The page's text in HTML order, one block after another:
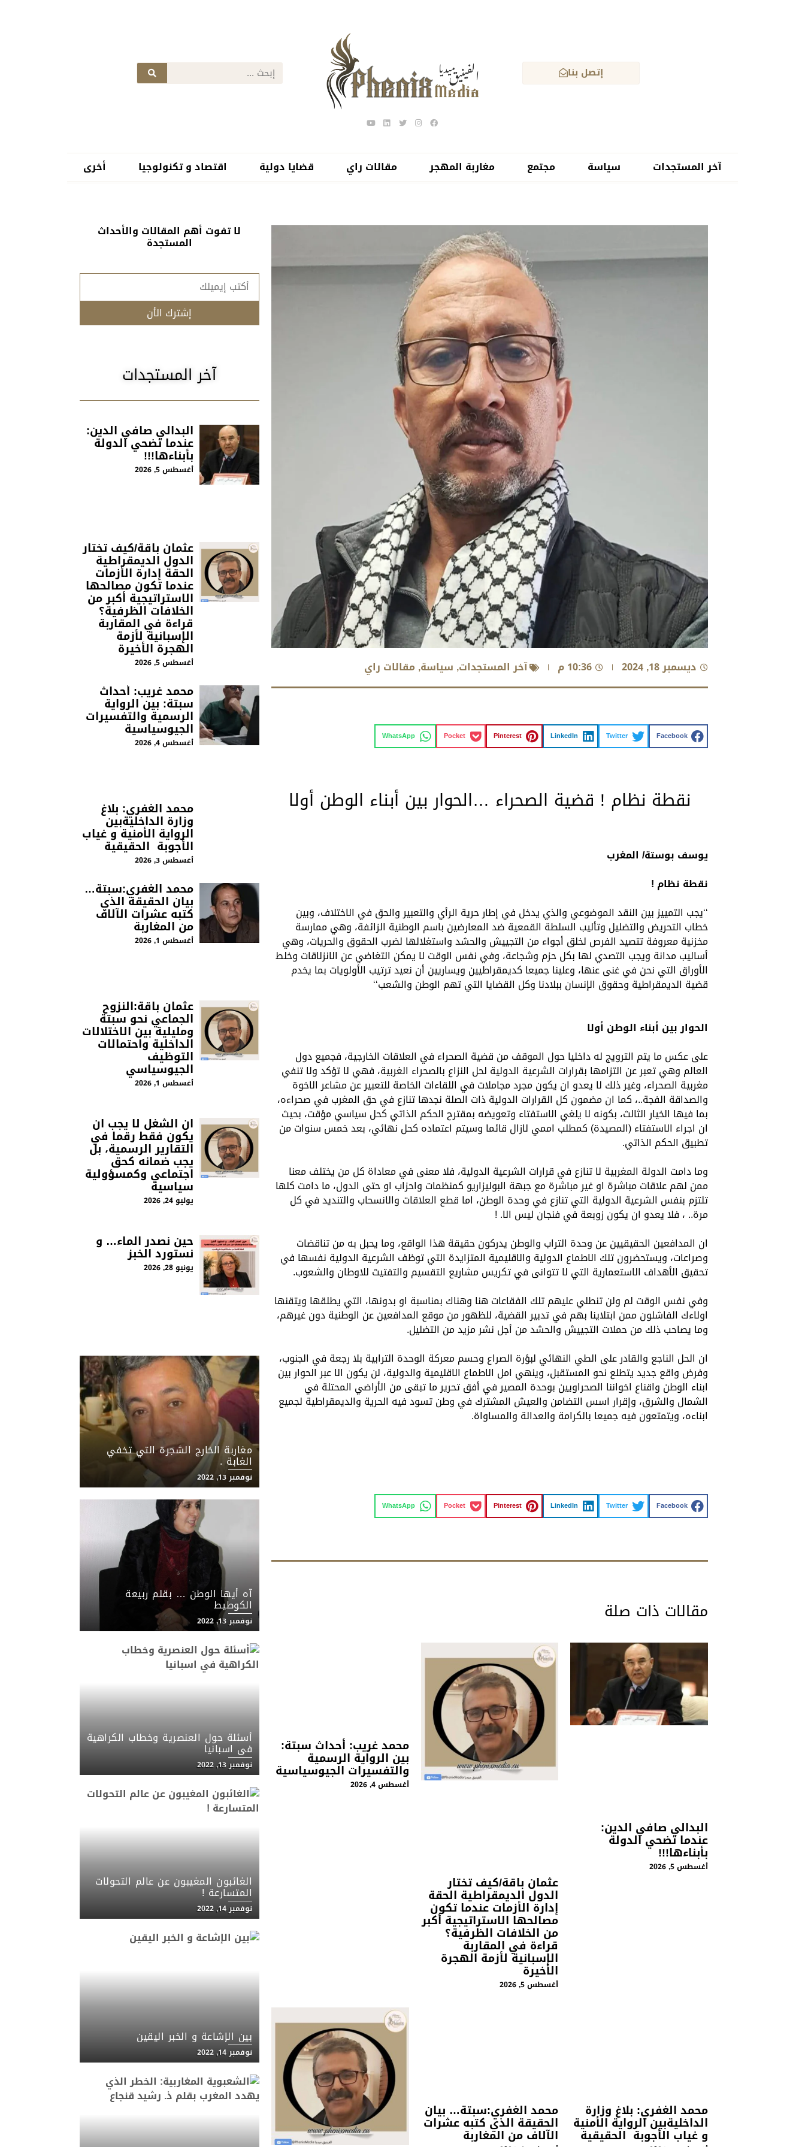
إتصل بنا
آخر المستجدات سياسة مجتمع مغاربة المهجر مقالات راي قضايا دولية اقتصاد و تكنولوجيا أخرى
ديسمبر 18, 2024 10:36 م آخر المستجدات, سياسة, مقالات راي
Facebook
Twitter
LinkedIn
Pinterest
Pocket
WhatsApp
نقطة نظام ! قضية الصحراء …الحوار بين أبناء الوطن أولا
يوسف بوستة/ المغرب
نقطة نظام !
‘‘يجب التمييز بين النقد الموضوعي والذي يدخل في إطار حرية الرأي والتعبير والحق في الاختلاف، وبين
خطاب التحريض والتضليل وتأليب السلطة القمعية ضد المعارضين باسم الوطنية الزائفة، وهي ممارسة
مخزنية معروفة تتصيد الفرص لخلق أجواء من التجييش والحشد واستغلالها لضرب الحقوق والحريات، وهي
أساليب مدانة ويجب التصدي لها بكل حزم وشجاعة، وفي نفس الوقت لا يمكن التغاضي عن الانزلاقات وخلط
الأوراق التي نحن في غنى عنها، وعلينا جميعا كديمقراطيين ويساريين أن نعيد ترتيب الأولويات بما يخدم
قضية الديمقراطية وحقوق الإنسان ببلادنا وكل القضايا التي تهم الوطن والشعب‘‘
الحوار بين أبناء الوطن أولا
على عكس ما يتم الترويج له داخليا حول الموقف من قضية الصحراء في العلاقات الخارجية، فجميع دول
العالم وهي تعبر عن التزامها بقرارات الشرعية الدولية لحل النزاع بالصحراء الغربية، فهي لا تؤكد ولا تنفي
مغربية الصحراء، وغير ذلك لا يعدو ان يكون مجرد مجاملات في اللقاءات الخاصة للتعبير عن مشاعر الاخوة
والصداقة الفجة..، كما ان مضمون كل القرارات الدولية ذات الصلة نجدها تنازع في حق المغرب في صحراءه،
بما فيها الخيار الثالث، بكونه لا يلغي الاستفتاء وتعويضه بمقترح الحكم الذاتي كحل سياسي مؤقت، بحيث
ان اجراء الاستفتاء (المصيدة) كمطلب اممي لازال قائما وسيتم اعتماده كحل نهائي، بعد خمس سنوات من
تطبيق الحكم الذاتي.
وما دامت الدولة المغربية لا تنازع في قرارات الشرعية الدولية، فلا معنى في معاداة كل من يختلف معنا
ممن لهم علاقات مباشرة او غير مباشرة مع جبهة البوليزاريو كمنظمات واحزاب او حتى الدول، ما دامت كلها
تلتزم بنفس الشرعية الدولية التي تنازع في وحدة الوطن، اما قطع العلاقات والانسحاب والتنديد في كل
مرة.. ، فلا يعدو ان يكون زوبعة في فنجان ليس الا. !
ان المدافعين الحقيقيين عن وحدة التراب والوطن يدركون حقيقة هذا الواقع، وما يحبل به من تناقضات
وصراعات، ويستحضرون تلك الاطماع الدولية والاقليمية المتزايدة التي توظف الشرعية الدولية نفسها في
تحقيق الأهداف الاستعمارية التي لا تتوانى في تكريس مشاريع التقسيم والتفتيث للاوطان والشعوب.
وفي نفس الوقت لم ولن تنطلي عليهم تلك الفقاعات هنا وهناك بمناسبة او بدونها، التي يطلقها ويتقنها
اولاءك الفاشلون ممن ابتلاينا بهم في تدبير القضية، للظهور من موقع المدافعين عن الوطنية دون غيرهم،
وما يصاحب ذلك من حملات التجييش والحشد من أجل نشر مزيد من التضليل.
ان الحل الناجع والقادر على الطي النهائي لبؤرة الصراع وحسم معركة الوحدة الترابية بلا رجعة في الجنوب،
وفرض واقع جديد يتطلع نحو المستقبل، وينهي امل الاطماع الاقليمية والدولية، لن يكون الا عبر الحوار بين
ابناء الوطن واقناع اخواننا الصحراويين بوحدة المصير في أفق تحرير ما تبقى من الأراضي المحتلة في
الشمال والشرق، وإقرار اسس التضامن والعيش المشترك في وطن تسود فيه الحرية والديمقراطية لجميع
ابناءه، ويتمتعون فيه جميعا بالكرامة والعدالة والمساواة.
Facebook
Twitter
LinkedIn
Pinterest
Pocket
WhatsApp
مقالات ذات صلة
البدالي صافي الدين:
عندما تضحي الدولة
بأبناءها!!!
أغسطس 5, 2026
عثمان باقة/كيف تختار
الدول الديمقراطية الحقة
إدارة الأزمات عندما تكون
مصالحها الاستراتيجية أكبر
من الخلافات الظرفية؟
قراءة في المقاربة
الإسبانية لأزمة الهجرة
الأخيرة
أغسطس 5, 2026
محمد غريب: أحداث سبتة:
بين الرواية الرسمية
والتفسيرات الجيوسياسية
أغسطس 4, 2026
محمد الغفري: بلاغ وزارة
الداخليةبين الرواية الأمنية
و غياب الأجوبة الحقيقية
محمد الغفري:سبتة… بيان
الحقيقة الذي كتبه عشرات
الآلاف من المغاربة
لا تفوت أهم المقالات والأحداث
المستجدة
إشترك الأن
آخر المستجدات
البدالي صافي الدين:
عندما تضحي الدولة
بأبناءها!!!
أغسطس 5, 2026
عثمان باقة/كيف تختار
الدول الديمقراطية
الحقة إدارة الأزمات
عندما تكون مصالحها
الاستراتيجية أكبر من
الخلافات الظرفية؟
قراءة في المقاربة
الإسبانية لأزمة
الهجرة الأخيرة
أغسطس 5, 2026
محمد غريب: أحداث
سبتة: بين الرواية
الرسمية والتفسيرات
الجيوسياسية
أغسطس 4, 2026
محمد الغفري: بلاغ
وزارة الداخليةبين
الرواية الأمنية و غياب
الأجوبة الحقيقية
أغسطس 3, 2026
محمد الغفري:سبتة…
بيان الحقيقة الذي
كتبه عشرات الآلاف
من المغاربة
أغسطس 1, 2026
عثمان باقة:النزوح
الجماعي نحو سبتة
ومليلية بين الاختلالات
الداخلية واحتمالات
التوظيف
الجيوسياسي
أغسطس 1, 2026
ان الشغل لا يجب ان
يكون فقط رقما في
التقارير الرسمية، بل
يجب ضمانه كحق
اجتماعي وكمسؤولية
سياسية
يوليو 24, 2026
حين نصدر الماء… و
نستورد الخبز
يونيو 28, 2026
مغاربة الخارج الشجرة التي تخفي
الغابة .
نوفمبر 13, 2022
آه أيها الوطن … بقلم ربيعة
الكوطيط
نوفمبر 13, 2022
أسئلة حول العنصرية وخطاب الكراهية
في اسبانيا
نوفمبر 13, 2022
الغائبون المغيبون عن عالم التحولات
المتسارعة !
نوفمبر 14, 2022
بين الإشاعة و الخبر اليقين
نوفمبر 14, 2022